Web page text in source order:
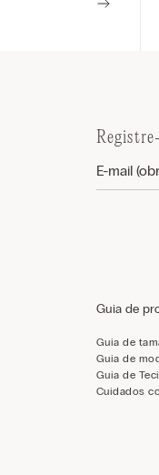
Guia de
Guia de
Guia de
Guia de
Cuidados